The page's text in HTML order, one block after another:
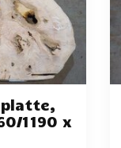
1190 x